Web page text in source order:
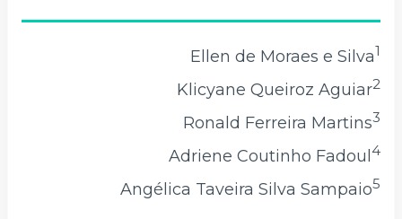
Ellen de Moraes e Silva1
Klicyane Queiroz Aguiar2
Ronald Ferreira Martins3
Adriene Coutinho Fadoul4
Angélica Taveira Silva Sampaio5